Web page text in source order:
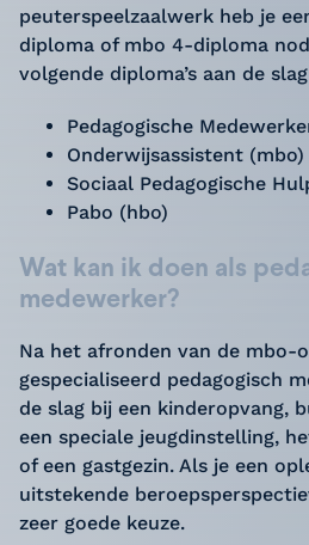
peuterspeelzaalwerk heb je
diploma of mbo 4-diploma
volgende diploma’s aan de
Pedagogische
Onderwijsassistent (mbo)
Sociaal Pedagogische
Pabo (hbo)
Wat kan ik doen als
medewerker?
Na het afronden van de mbo-
gespecialiseerd pedagogisch
de slag bij een kinderopvang,
een speciale jeugdinstelling,
of een gastgezin. Als je een
uitstekende
zeer goede keuze.